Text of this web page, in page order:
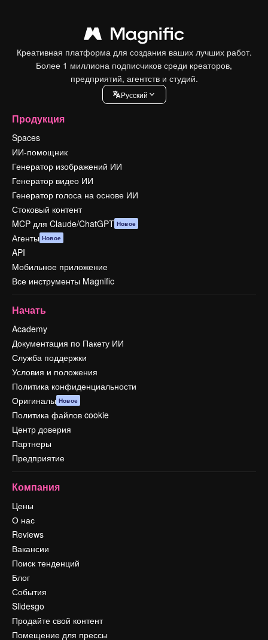
Креативная платформа для создания ваших лучших работ.
Более 1 миллиона подписчиков среди креаторов,
предприятий, агентств и студий.
Pусский
Продукция
Spaces
ИИ-помощник
Генератор изображений ИИ
Генератор видео ИИ
Генератор голоса на основе ИИ
Стоковый контент
MCP для Claude/ChatGPT Новое
Агенты Новое
API
Мобильное приложение
Все инструменты Magnific
Начать
Academy
Документация по Пакету ИИ
Служба поддержки
Условия и положения
Политика конфиденциальности
Оригиналы Новое
Политика файлов cookie
Центр доверия
Партнеры
Предприятие
Компания
Цены
О нас
Reviews
Вакансии
Поиск тенденций
Блог
События
Slidesgo
Продайте свой контент
Помещение для прессы